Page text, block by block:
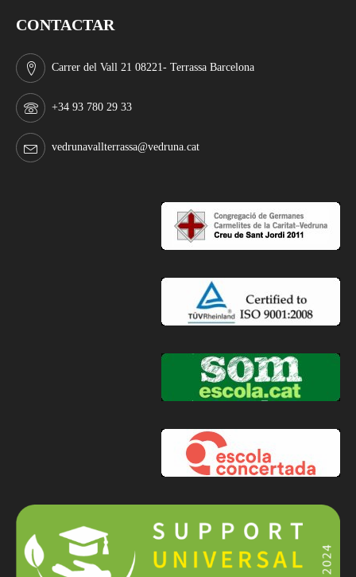
CONTACTAR
Carrer del Vall 21 08221- Terrassa Barcelona
+34 93 780 29 33
vedrunavallterrassa@vedruna.cat